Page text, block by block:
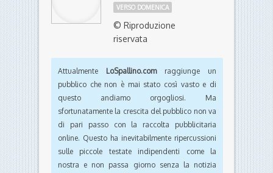
VERSO DOMENICA
© Riproduzione
riservata
Attualmente LoSpallino.comraggiunge un
pubblico che non è mai stato così vasto e di
questo andiamo orgogliosi. Ma
sfortunatamente la crescita del pubblico non va
di pari passo con la raccolta pubblicitaria
online. Questo ha inevitabilmente ripercussioni
sulle piccole testate indipendenti come la
nostra e non passa giorno senza la notizia